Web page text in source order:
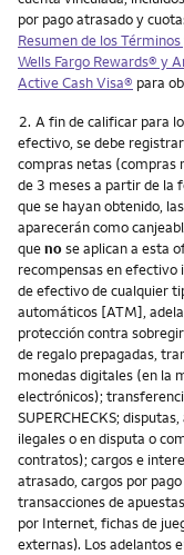
por pago atrasado y
Resumen de los
Wells Fargo Rewards® y
Active Cash Visa® para
Nota
2. A fin de calificar para
efectivo, se debe
compras netas (compras
de 3 meses a partir de la
que se hayan obtenido,
aparecerán como
quenose aplican a esta
recompensas en efectivo
de efectivo de cualquier
automáticos [ATM],
protección contra
de regalo prepagadas,
monedas digitales (en la
electrónicos);
SUPERCHECKS;
ilegales o en disputa o
contratos); cargos e
atrasado, cargos por
transacciones de
por Internet, fichas de
externas). Los adelantos